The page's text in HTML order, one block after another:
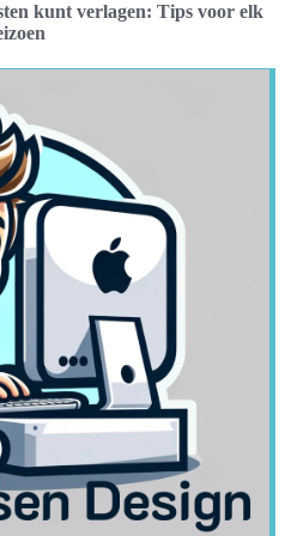
kunt verlagen: Tips voor elk